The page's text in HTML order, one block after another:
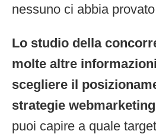
nessuno ci abbia
Lo studio della
molte altre
scegliere il
strategie webmarketing
puoi capire a quale